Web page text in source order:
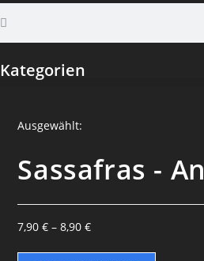
Kategorien
Ausgewählt:
Sassafras -
7,90€ –8,90€